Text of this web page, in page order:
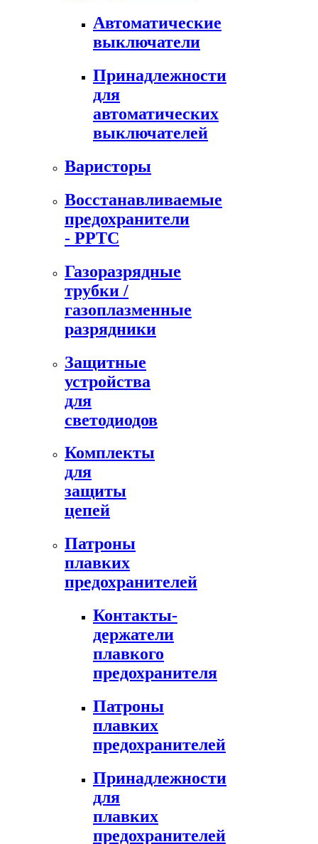
Автоматические
выключатели
Принадлежности
для
автоматических
выключателей
Варисторы
Восстанавливаемые
предохранители
- PPTC
Газоразрядные
трубки /
газоплазменные
разрядники
Защитные
устройства
для
светодиодов
Комплекты
для
защиты
цепей
Патроны
плавких
предохранителей
Контакты-
держатели
плавкого
предохранителя
Патроны
плавких
предохранителей
Принадлежности
для
плавких
предохранителей